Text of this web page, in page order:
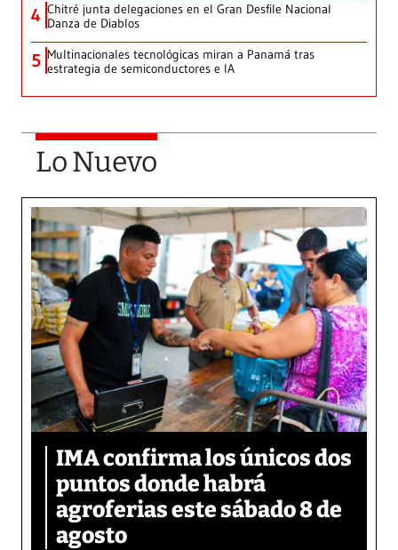
4 Chitré junta delegaciones en el Gran Desfile Nacional
Danza de Diablos
5 Multinacionales tecnológicas miran a Panamá tras
estrategia de semiconductores e IA
Lo Nuevo
IMA confirma los únicos dos
puntos donde habrá
agroferias este sábado 8 de
agosto